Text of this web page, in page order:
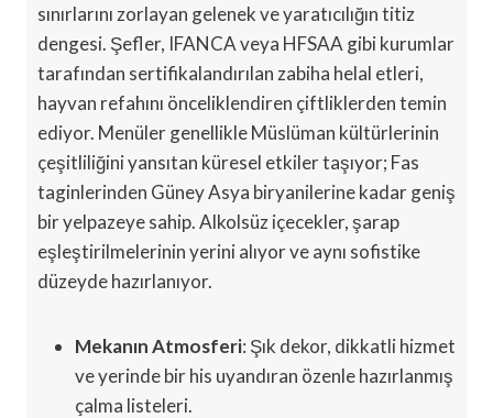
sınırlarını zorlayan gelenek ve yaratıcılığın titiz
dengesi. Şefler, IFANCA veya HFSAA gibi kurumlar
tarafından sertifikalandırılan zabiha helal etleri,
hayvan refahını önceliklendiren çiftliklerden temin
ediyor. Menüler genellikle Müslüman kültürlerinin
çeşitliliğini yansıtan küresel etkiler taşıyor; Fas
taginlerinden Güney Asya biryanilerine kadar geniş
bir yelpazeye sahip. Alkolsüz içecekler, şarap
eşleştirilmelerinin yerini alıyor ve aynı sofistike
düzeyde hazırlanıyor.
Mekanın Atmosferi: Şık dekor, dikkatli hizmet
ve yerinde bir his uyandıran özenle hazırlanmış
çalma listeleri.